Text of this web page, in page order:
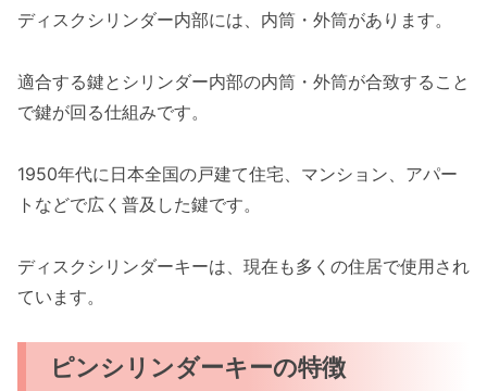
ディスクシリンダー内部には、内筒・外筒があります。
適合する鍵とシリンダー内部の内筒・外筒が合致すること
で鍵が回る仕組みです。
1950年代に日本全国の戸建て住宅、マンション、アパー
トなどで広く普及した鍵です。
ディスクシリンダーキーは、現在も多くの住居で使用され
ています。
ピンシリンダーキーの特徴